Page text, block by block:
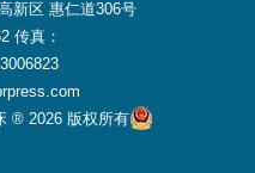
新区 惠仁道306号
传真：
® 2026 版权所有